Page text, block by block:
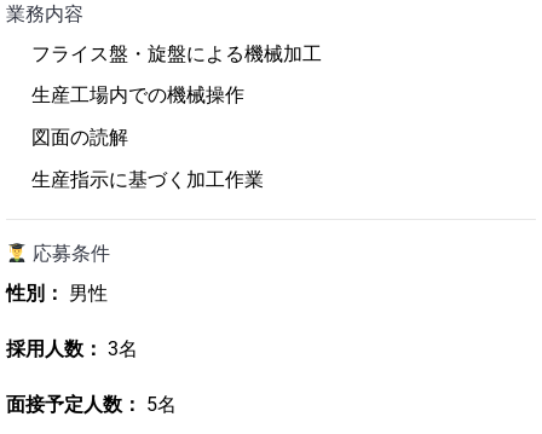
業務内容
フライス盤・旋盤による機械加工
生産工場内での機械操作
図面の読解
生産指示に基づく加工作業
応募条件
性別： 男性
採用人数： 3名
面接予定人数： 5名